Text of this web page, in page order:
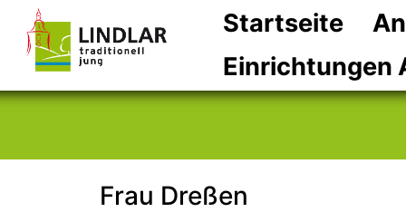
Startseite
Einrichtungen
Frau Dreßen